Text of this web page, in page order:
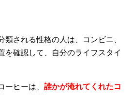
類される性格の人は、コンビニ、
を確認して、自分のライフスタイ
ーヒーは、 誰かが淹れてくれたコ